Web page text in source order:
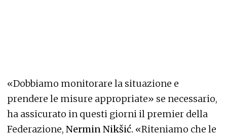
«Dobbiamo monitorare la situazione e
prendere le misure appropriate» se necessario,
ha assicurato in questi giorni il premier della
Federazione, Nermin Nikšić. «Riteniamo che le